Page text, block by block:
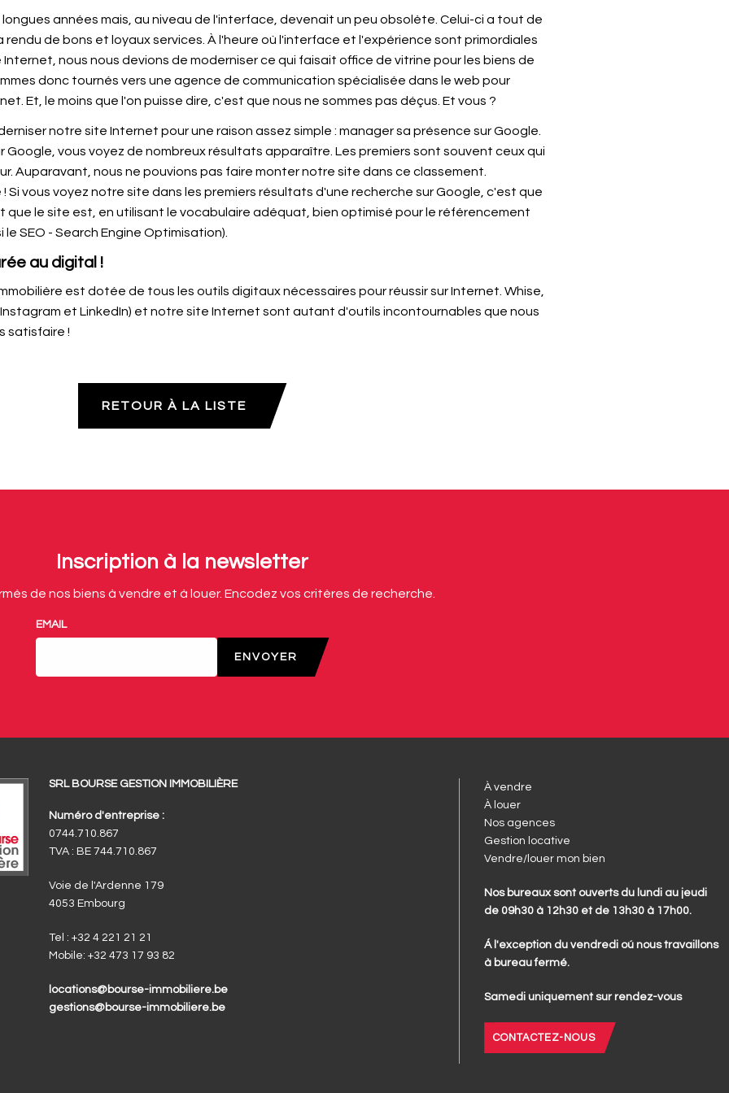
années mais, au niveau de l'interface, devenait un peu obsolète. Celui-ci a tout de
rendu de bons et loyaux services. À l'heure où l'interface et l'expérience sont primordiales
nous nous devions de moderniser ce qui faisait office de vitrine pour les biens de
donc tournés vers une agence de communication spécialisée dans le web pour
Et, le moins que l'on puisse dire, c'est que nous ne sommes pas déçus. Et vous ?
notre site Internet pour une raison assez simple : manager sa présence sur Google.
Google, vous voyez de nombreux résultats apparaître. Les premiers sont souvent ceux qui
Auparavant, nous ne pouvions pas faire monter notre site dans ce classement.
Si vous voyez notre site dans les premiers résultats d'une recherche sur Google, c'est que
que le site est, en utilisant le vocabulaire adéquat, bien optimisé pour le référencement
SEO - Search Engine Optimisation).
au digital !
est dotée de tous les outils digitaux nécessaires pour réussir sur Internet. Whise,
et LinkedIn) et notre site Internet sont autant d'outils incontournables que nous
satisfaire !
RETOUR À LA LISTE
Inscription à la newsletter
de nos biens à vendre et à louer. Encodez vos critères de recherche.
EMAIL
ENVOYER
SRL BOURSE GESTION IMMOBILIÈRE
Numéro d'entreprise :
0744.710.867
TVA : BE 744.710.867
Voie de l'Ardenne 179
4053 Embourg
Tel : +32 4 221 21 21
Mobile: +32 473 17 93 82
locations@bourse-immobiliere.be
gestions@bourse-immobiliere.be
À vendre
À louer
Nos agences
Gestion locative
Vendre/louer mon bien
Nos bureaux sont ouverts du lundi au jeudi
de 09h30 à 12h30 et de 13h30 à 17h00.
Á l'exception du vendredi oú nous travaillons
à bureau fermé.
Samedi uniquement sur rendez-vous
CONTACTEZ-NOUS